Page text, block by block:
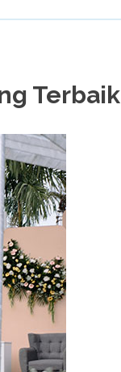
Terbaik